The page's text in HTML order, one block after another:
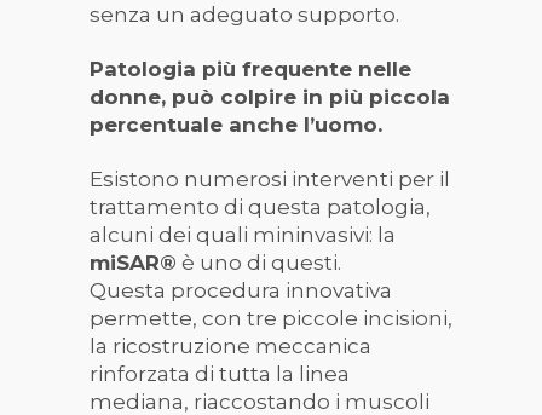
senza un adeguato supporto.
Patologia più frequente nelle
donne, può colpire in più piccola
percentuale anche l’uomo.
Esistono numerosi interventi per il
trattamento di questa patologia,
alcuni dei quali mininvasivi: la
miSAR® è uno di questi.
Questa procedura innovativa
permette, con tre piccole incisioni,
la ricostruzione meccanica
rinforzata di tutta la linea
mediana, riaccostando i muscoli